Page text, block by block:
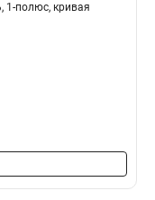
1-полюс, кривая